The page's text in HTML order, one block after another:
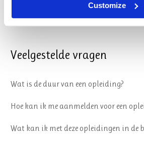
Customize
Privacy & Cookies
Veelgestelde vragen
Wat is de duur van een opleiding?
Hoe kan ik me aanmelden voor een
Wat kan ik met deze opleidingen in de